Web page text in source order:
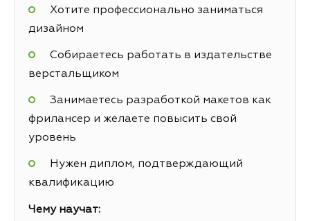
Хотите профессионально заниматься
дизайном
Собираетесь работать в издательстве
верстальщиком
Занимаетесь разработкой макетов как
фрилансер и желаете повысить свой
уровень
Нужен диплом, подтверждающий
квалификацию
Чему научат: